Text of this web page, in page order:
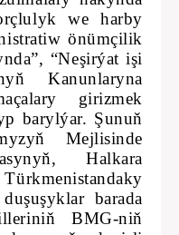
we harby
önümçilik
“Neşirýat işi
Kanunlaryna
girizmek
barylýar. Şunuň
Mejlisinde
Halkara
barada
BMG-niň